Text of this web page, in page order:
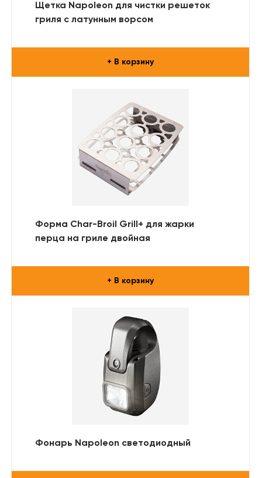
Щетка Napoleon для чистки решеток
гриля с латунным ворсом
+ В корзину
Форма Char-Broil Grill+ для жарки
перца на гриле двойная
+ В корзину
Фонарь Napoleon светодиодный